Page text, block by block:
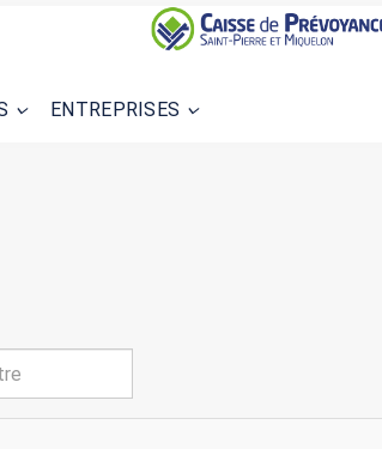
ENTREPRISES